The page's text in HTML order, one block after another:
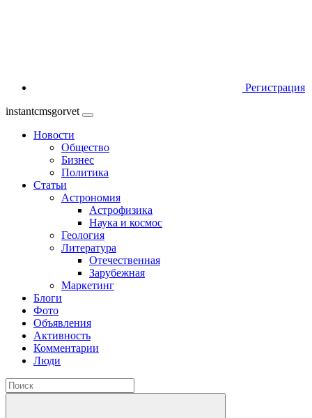
Регистрация
instantcmsgorvet
Новости
Общество
Бизнес
Политика
Статьи
Астрономия
Астрофизика
Наука и космос
Геология
Литература
Отечественная
Зарубежная
Маркетинг
Блоги
Фото
Объявления
Активность
Комментарии
Люди